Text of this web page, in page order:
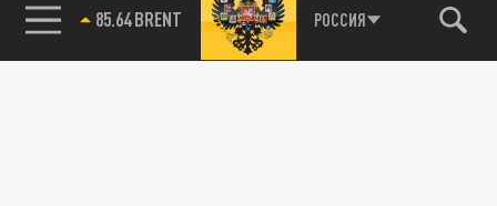
85.64 BRENT РОССИЯ